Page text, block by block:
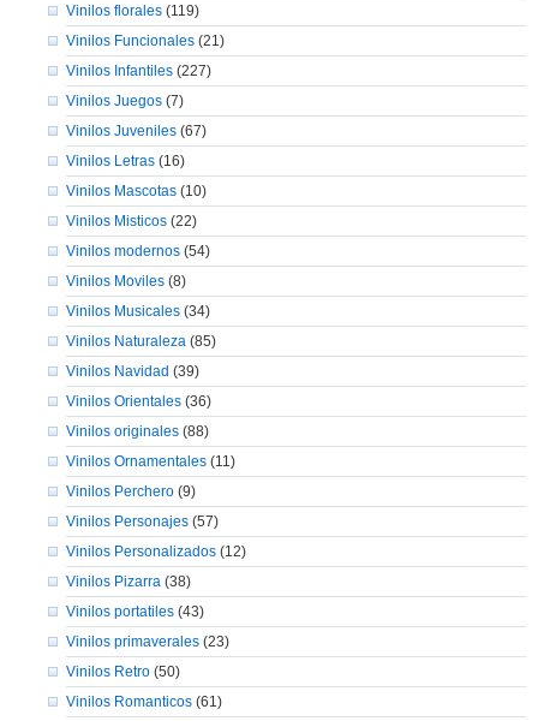
Vinilos florales(119)
Vinilos Funcionales(21)
Vinilos Infantiles(227)
Vinilos Juegos(7)
Vinilos Juveniles(67)
Vinilos Letras(16)
Vinilos Mascotas(10)
Vinilos Misticos(22)
Vinilos modernos(54)
Vinilos Moviles(8)
Vinilos Musicales(34)
Vinilos Naturaleza(85)
Vinilos Navidad (39)
Vinilos Orientales(36)
Vinilos originales(88)
Vinilos Ornamentales(11)
Vinilos Perchero(9)
Vinilos Personajes(57)
Vinilos Personalizados(12)
Vinilos Pizarra(38)
Vinilos portatiles(43)
Vinilos primaverales(23)
Vinilos Retro(50)
Vinilos Romanticos(61)